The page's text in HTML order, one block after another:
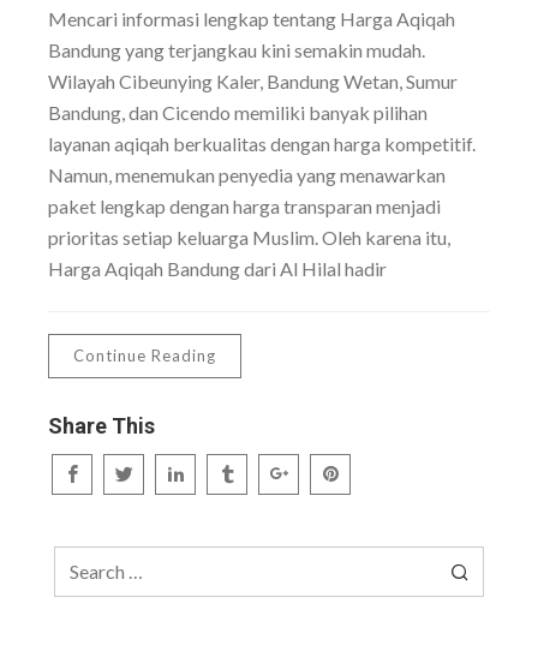
Mencari informasi lengkap tentang Harga Aqiqah
Bandung yang terjangkau kini semakin mudah.
Wilayah Cibeunying Kaler, Bandung Wetan, Sumur
Bandung, dan Cicendo memiliki banyak pilihan
layanan aqiqah berkualitas dengan harga kompetitif.
Namun, menemukan penyedia yang menawarkan
paket lengkap dengan harga transparan menjadi
prioritas setiap keluarga Muslim. Oleh karena itu,
Harga Aqiqah Bandung dari Al Hilal hadir
Continue Reading
Share This